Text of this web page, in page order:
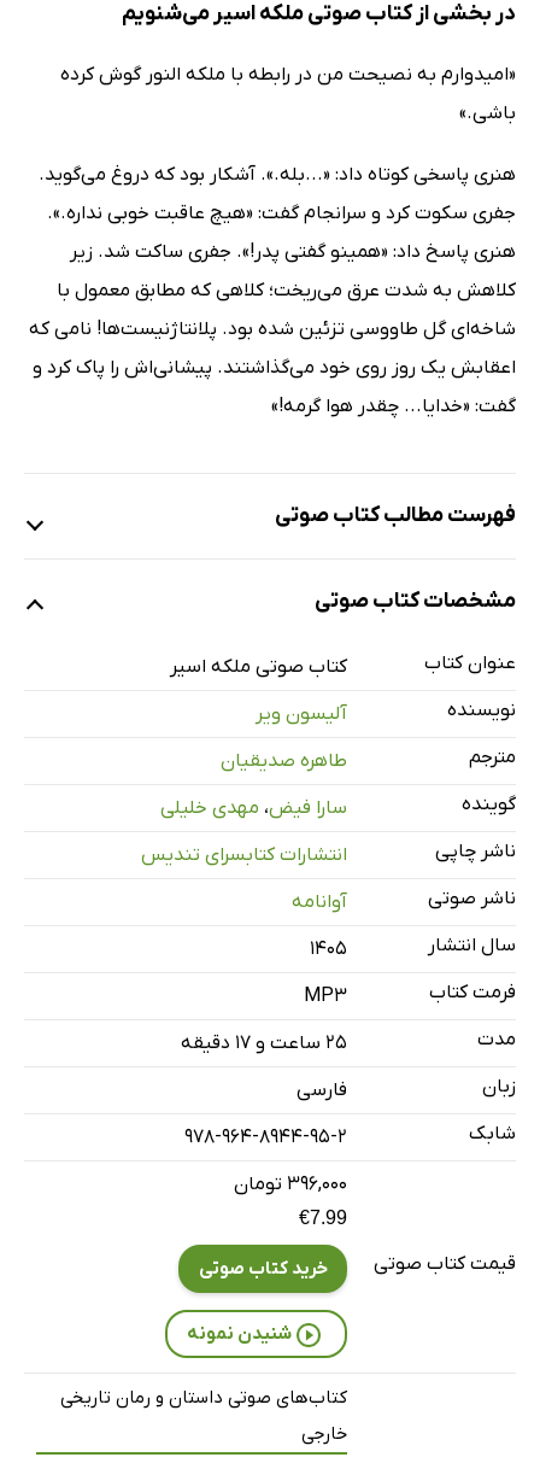
در بخشی از کتاب صوتی ملکه اسیر می‌شنویم
«امیدوارم به نصیحت من در رابطه با ملکه النور گوش کرده
باشی.»
هنری پاسخی کوتاه داد: «...بله.». آشکار بود که دروغ می‌گوید.
جفری سکوت کرد و سرانجام گفت: «هیچ عاقبت خوبی نداره.».
هنری پاسخ داد: «همینو گفتی پدر!». جفری ساکت شد. زیر
کلاهش به شدت عرق می‌ریخت؛ کلاهی که مطابق معمول با
شاخه‌ای گل طاووسی تزئین شده بود. پلانتاژنیست‌ها! نامی که
اعقابش یک روز روی خود می‌گذاشتند. پیشانی‌اش را پاک کرد و
گفت: «خدایا... چقدر هوا گرمه!»
فهرست مطالب کتاب صوتی
نمونه‌ی یک
نمونه‌ی سه
نمونه‌ی چهار
نمونه‌ی پنج
نمونه‌ی شش
معرفی و قسمت اول: فصل اول
قسمت اول: فصل دوم
قسمت اول: فصل سوم
قسمت اول: فصل چهارم
قسمت اول: فصل ششم
مشخصات کتاب صوتی
عنوان کتاب
کتاب صوتی ملکه اسیر
نویسنده
آلیسون ویر
مترجم
طاهره صدیقیان
گوینده
سارا فیض، مهدی خلیلی
ناشر چاپی
انتشارات کتابسرای تندیس
ناشر صوتی
آوانامه
سال انتشار
۱۴۰۵
فرمت کتاب
MP3
مدت
۲۵ ساعت و ۱۷ دقیقه
زبان
فارسی
شابک
978-964-8944-95-2
قیمت کتاب صوتی
۳۹۶,۰۰۰ تومان
€7.99
خرید کتاب صوتی
شنیدن نمونه
کتاب‌های صوتی داستان و رمان تاریخی
خارجی